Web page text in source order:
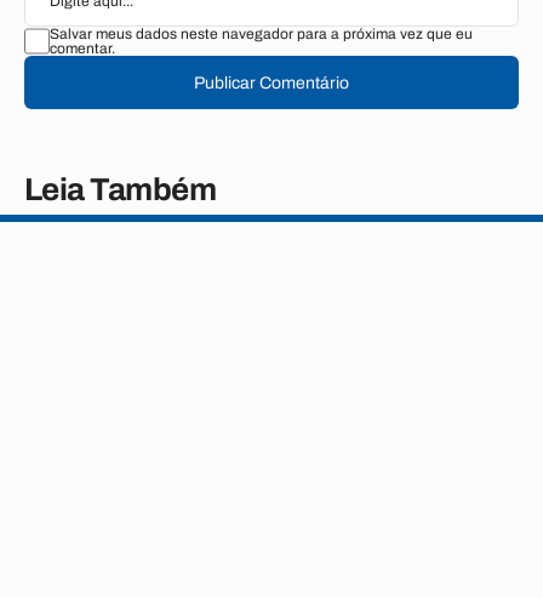
Salvar meus dados neste navegador para a próxima vez que eu
comentar.
Publicar Comentário
Leia Também